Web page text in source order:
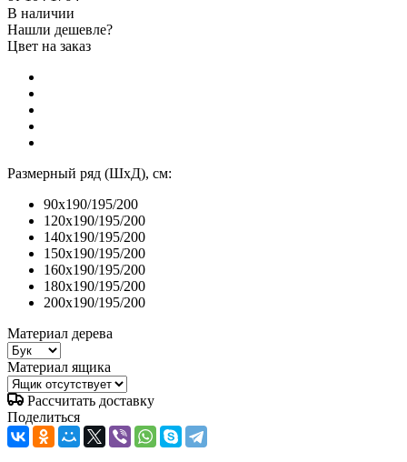
В наличии
Нашли дешевле?
Цвет на заказ
Размерный ряд (ШхД), см:
90x190/195/200
120x190/195/200
140x190/195/200
150x190/195/200
160x190/195/200
180x190/195/200
200x190/195/200
Материал дерева
Материал ящика
Рассчитать доставку
Поделиться